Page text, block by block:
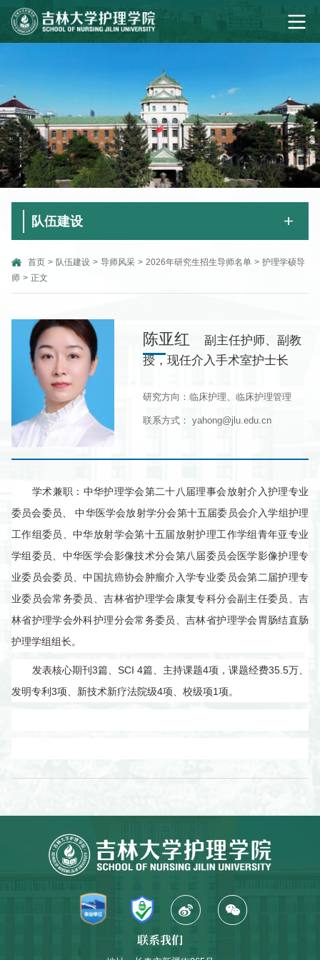
队伍建设
首页 > 队伍建设 > 导师风采 > 2026年研究生招生导师名单 > 护理学硕导
师 > 正文
陈亚红
副主任护师、副教
授，现任介入手术室护士长
研究方向：临床护理、临床护理管理
联系方式： yahong@jlu.edu.cn
学术兼职： 中华护理学会第二十八届理事会放射介入护理专业
委员会委员、
中华医学会放射学分会第十五届委员会介入学组护理
工作组委员、中华放射学会第十五届放射护理工作学组青年亚专业
学组委员、中华医学会影像技术分会第八届委员会医学影像护理专
业委员会委员、中国抗癌协会肿瘤介入学专业委员会第二届护理专
业委员会常务委员、吉林省护理学会康复专科分会副主任委员、吉
林省护理学会外科护理分会常务委员、吉林省护理学会胃肠结直肠
护理学组组长。
发表核心期刊3篇、SCI 4篇、主持课题4项，课题经费35.5万、
发明专利3项、新技术新疗法院级4项、校级项1项。
联系我们